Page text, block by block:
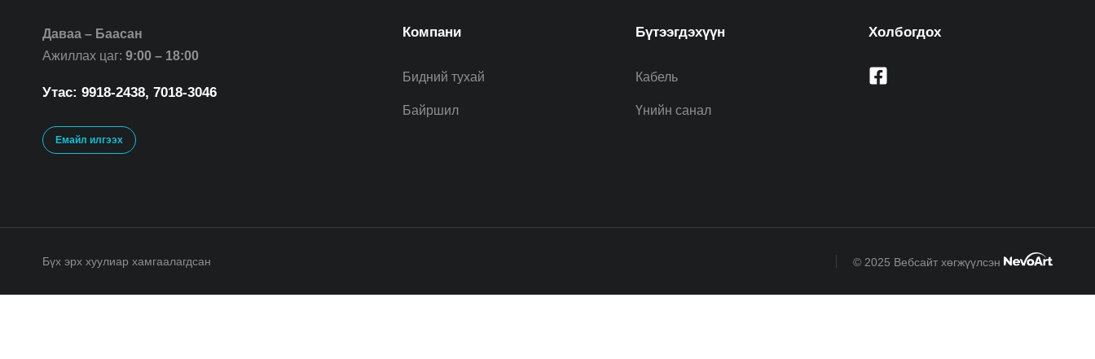
Даваа – Баасан
Ажиллах цаг: 9:00 – 18:00
Утас: 9918-2438, 7018-3046
Емайл илгээх
Компани
Бидний тухай
Байршил
Бүтээгдэхүүн
Кабель
Үнийн санал
Холбогдох
Бүх эрх хуулиар хамгаалагдсан © 2025 Вебсайт хөгжүүлсэн